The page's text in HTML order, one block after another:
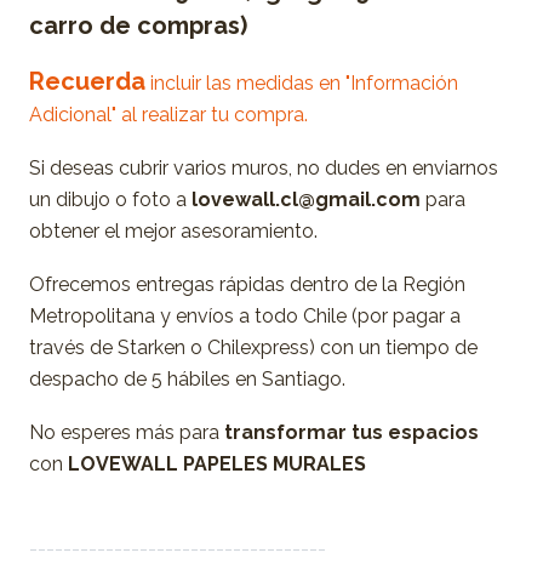
carro de compras)
Recuerda incluir las medidas en "Información
Adicional" al realizar tu compra.
Si deseas cubrir varios muros, no dudes en enviarnos
un dibujo o foto a lovewall.cl@gmail.com para
obtener el mejor asesoramiento.
Ofrecemos entregas rápidas dentro de la Región
Metropolitana y envíos a todo Chile (por pagar a
través de Starken o Chilexpress) con un tiempo de
despacho de 5 hábiles en Santiago.
No esperes más para transformar tus espacios
con LOVEWALL PAPELES MURALES
-----------------------------------